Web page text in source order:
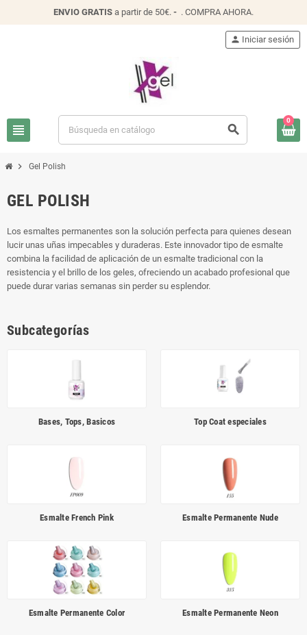
ENVIO GRATIS a partir de 50€. - . COMPRA AHORA.
view_headline search
person Iniciar sesión
0
chevron_right Gel Polish
GEL POLISH
Los esmaltes permanentes son la solución perfecta para quienes desean
lucir unas uñas impecables y duraderas. Este innovador tipo de esmalte
combina la facilidad de aplicación de un esmalte tradicional con la
resistencia y el brillo de los geles, ofreciendo un acabado profesional que
puede durar varias semanas sin perder su esplendor.
Subcategorías
Bases, Tops, Basicos Top Coat especiales
Esmalte French Pink Esmalte Permanente Nude
Esmalte Permanente Color Esmalte Permanente Neon